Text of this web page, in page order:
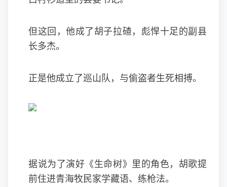
但这回，他成了胡子拉碴，彪悍十足的副县
长多杰。
正是他成立了巡山队，与偷盗者生死相搏。
据说为了演好《生命树》里的角色，胡歌提
前住进青海牧民家学藏语、练枪法。